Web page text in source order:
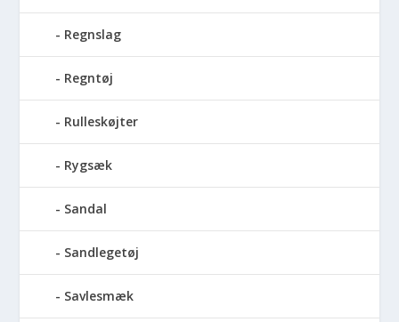
Regnslag
Regntøj
Rulleskøjter
Rygsæk
Sandal
Sandlegetøj
Savlesmæk